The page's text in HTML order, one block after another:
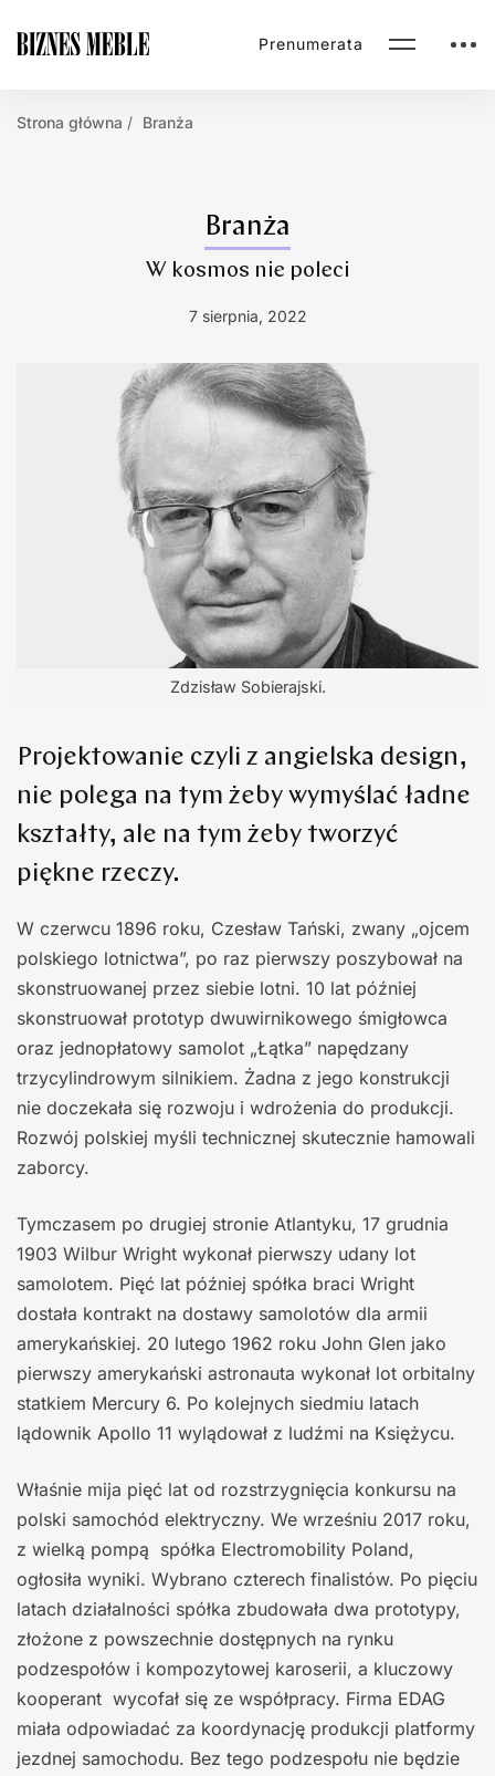
Prenumerata
Strona główna Branża
Branża
W kosmos nie poleci
7 sierpnia, 2022
Zdzisław Sobierajski.
Projektowanie czyli z angielska design,
nie polega na tym żeby wymyślać ładne
kształty, ale na tym żeby tworzyć
piękne rzeczy.
W czerwcu 1896 roku, Czesław Tański, zwany „ojcem
polskiego lotnictwa”, po raz pierwszy poszybował na
skonstruowanej przez siebie lotni. 10 lat później
skonstruował prototyp dwuwirnikowego śmigłowca
oraz jednopłatowy samolot „Łątka” napędzany
trzycylindrowym silnikiem. Żadna z jego konstrukcji
nie doczekała się rozwoju i wdrożenia do produkcji.
Rozwój polskiej myśli technicznej skutecznie hamowali
zaborcy.
Tymczasem po drugiej stronie Atlantyku, 17 grudnia
1903 Wilbur Wright wykonał pierwszy udany lot
samolotem. Pięć lat później spółka braci Wright
dostała kontrakt na dostawy samolotów dla armii
amerykańskiej. 20 lutego 1962 roku John Glen jako
pierwszy amerykański astronauta wykonał lot orbitalny
statkiem Mercury 6. Po kolejnych siedmiu latach
lądownik Apollo 11 wylądował z ludźmi na Księżycu.
Właśnie mija pięć lat od rozstrzygnięcia konkursu na
polski samochód elektryczny. We wrześniu 2017 roku,
z wielką pompą spółka Electromobility Poland,
ogłosiła wyniki. Wybrano czterech finalistów. Po pięciu
latach działalności spółka zbudowała dwa prototypy,
złożone z powszechnie dostępnych na rynku
podzespołów i kompozytowej karoserii, a kluczowy
kooperant wycofał się ze współpracy. Firma EDAG
miała odpowiadać za koordynację produkcji platformy
jezdnej samochodu. Bez tego podzespołu nie będzie